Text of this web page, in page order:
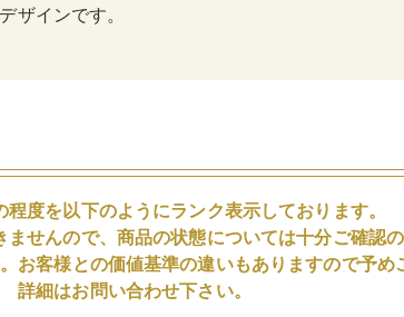
ザインです。
程度を以下のようにランク表示しております。
せんので、商品の状態については十分ご確認の
お客様との価値基準の違いもありますので予め
詳細はお問い合わせ下さい。